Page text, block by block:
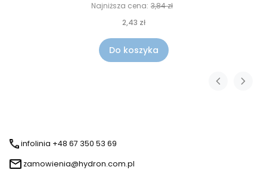
Najniższa cena: 3,84 zł
2,43 zł
Do koszyka
infolinia +48 67 350 53 69
zamowienia@hydron.com.pl